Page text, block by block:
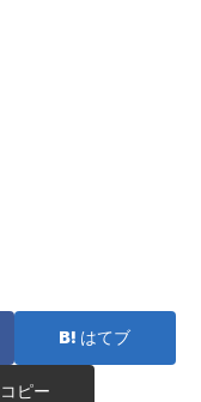
はてブ
コピー